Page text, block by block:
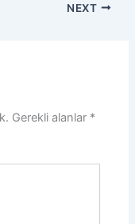
NEXT
Gerekli alanlar *